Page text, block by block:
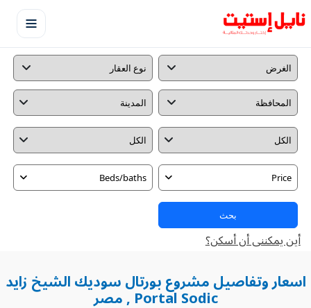
Price
Beds/baths
بحث
أين يمكننى أن أسكن؟
اسعار وتفاصيل مشروع بورتال سوديك الشيخ زايد
Portal Sodic , مصر